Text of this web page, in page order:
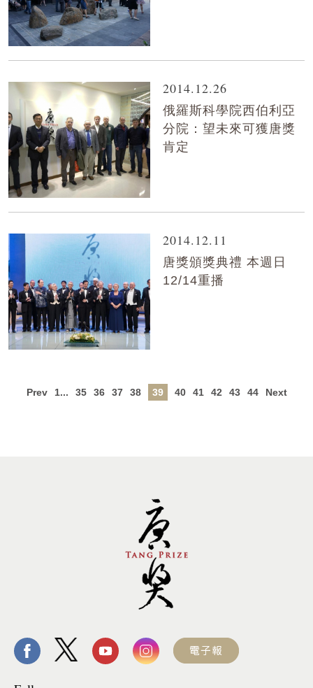
2014.12.26
俄羅斯科學院西伯利亞
分院：望未來可獲唐獎
肯定
2014.12.11
唐獎頒獎典禮 本週日
12/14重播
Prev 1... 35 36 37 38 39 40 41 42 43 44 Next